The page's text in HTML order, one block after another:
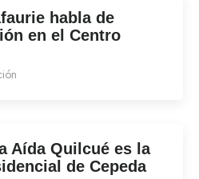
habla de
en el Centro
Aída Quilcué es la
de Cepeda